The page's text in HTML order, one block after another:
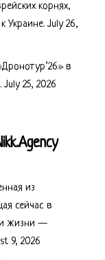
корнях,
Украине. July 26,
в
July 25, 2026
из
сейчас в
жизни —
9, 2026